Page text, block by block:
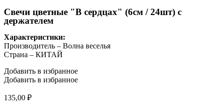
Свечи цветные "В сердцах" (6см / 24шт) с
держателем
Характеристики:
Производитель – Волна веселья
Страна – КИТАЙ
Добавить в избранное
Добавить в избранное
135,00 ₽